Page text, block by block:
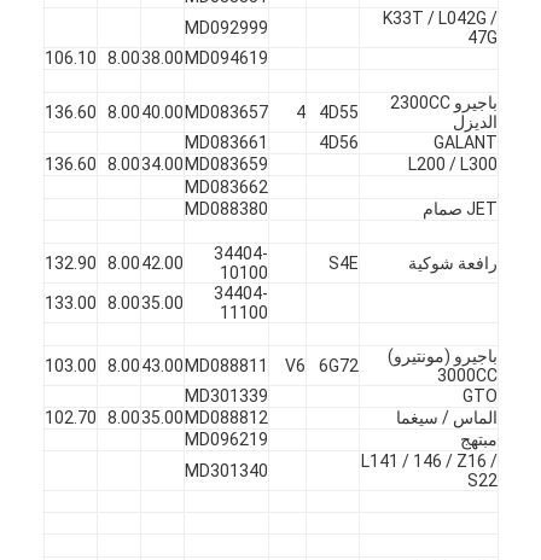
K33T / L042G /
47G
MD092999
MD094619
38.00
8.00
106.10
باجيرو 2300CC
الديزل
4D55
4
MD083657
40.00
8.00
136.60
GALANT
4D56
MD083661
L200 / L300
MD083659
34.00
8.00
136.60
MD083662
JET صمام
MD088380
رافعة شوكية S4E
34404-
10100
42.00
8.00
132.90
34404-
11100
35.00
8.00
133.00
باجيرو (مونتيرو)
3000CC
6G72
V6
MD088811
43.00
8.00
103.00
GTO
MD301339
الماس / سيغما
MD088812
35.00
8.00
102.70
مبتهج
MD096219
L141 / 146 / Z16 /
S22
MD301340